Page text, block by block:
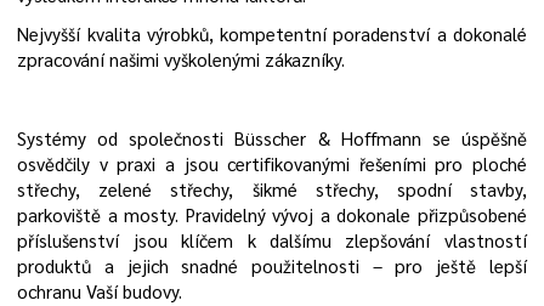
Nejvyšší kvalita výrobků, kompetentní poradenství a dokonalé
zpracování našimi vyškolenými zákazníky.
Systémy od společnosti Büsscher & Hoffmann se úspěšně
osvědčily v praxi a jsou certifikovanými řešeními pro ploché
střechy, zelené střechy, šikmé střechy, spodní stavby,
parkoviště a mosty. Pravidelný vývoj a dokonale přizpůsobené
příslušenství jsou klíčem k dalšímu zlepšování vlastností
produktů a jejich snadné použitelnosti – pro ještě lepší
ochranu Vaší budovy.